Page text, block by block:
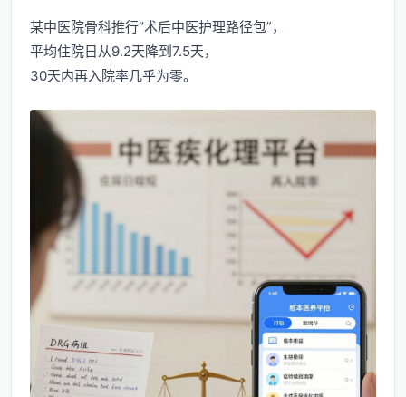
某中医院骨科推行“术后中医护理路径包”，
平均住院日从9.2天降到7.5天，
30天内再入院率几乎为零。